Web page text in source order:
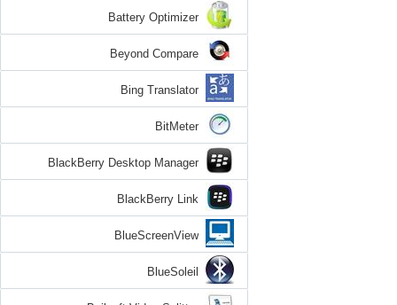
Battery Optimizer
Beyond Compare
Bing Translator
BitMeter
BlackBerry Desktop Manager
BlackBerry Link
BlueScreenView
BlueSoleil